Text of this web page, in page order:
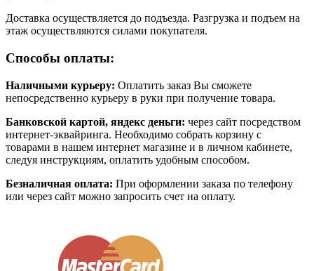
Доставка осуществляется до подъезда. Разгрузка и подъем на
этаж осуществляются силами покупателя.
Способы оплаты:
Наличными курьеру: Оплатить заказ Вы сможете
непосредственно курьеру в руки при получение товара.
Банковской картой, яндекс деньги: через сайт посредством
интернет-эквайринга. Необходимо собрать корзину с
товарами в нашем интернет магазине и в личном кабинете,
следуя инструкциям, оплатить удобным способом.
Безналичная оплата: При оформлении заказа по телефону
или через сайт можно запросить счет на оплату.